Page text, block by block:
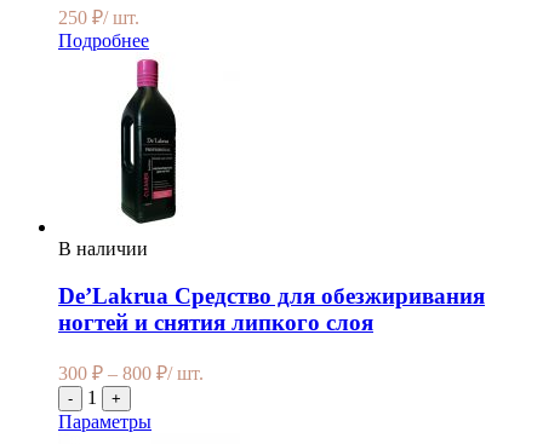
250 ₽/ шт.
Подробнее
В наличии
De’Lakrua Средство для обезжиривания
ногтей и снятия липкого слоя
300 ₽ – 800 ₽/ шт.
- 1 +
Параметры